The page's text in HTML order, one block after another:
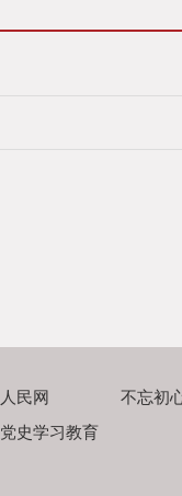
人民网
不忘初
党史学习教育